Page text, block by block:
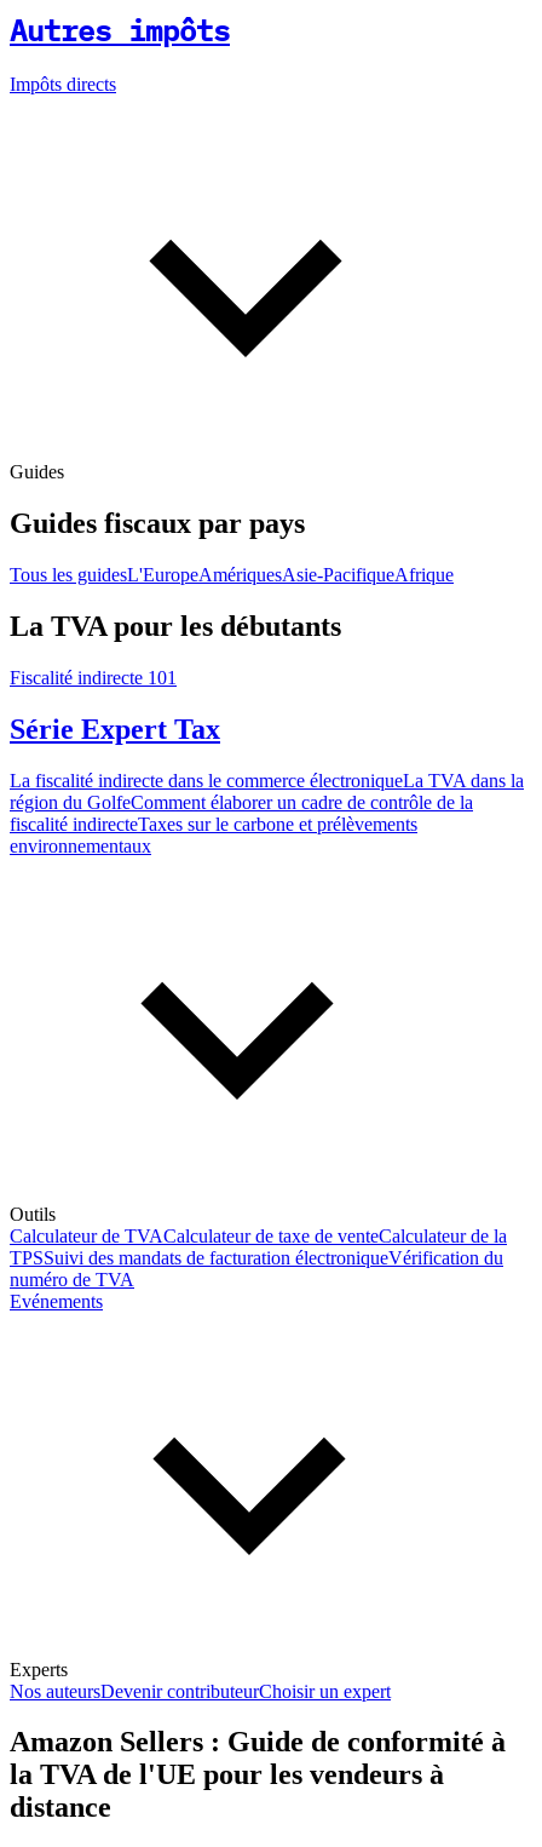
Autres impôts
Impôts directs
Guides
Guides fiscaux par pays
Tous les guidesL'EuropeAmériquesAsie-PacifiqueAfrique
La TVA pour les débutants
Fiscalité indirecte 101
Série Expert Tax
La fiscalité indirecte dans le commerce électroniqueLa TVA dans la
région du GolfeComment élaborer un cadre de contrôle de la
fiscalité indirecteTaxes sur le carbone et prélèvements
environnementaux
Outils
Calculateur de TVACalculateur de taxe de venteCalculateur de la
TPSSuivi des mandats de facturation électroniqueVérification du
numéro de TVA
Evénements
Experts
Nos auteursDevenir contributeurChoisir un expert
En savoir plus sur la fiscalité
Amazon Sellers : Guide de conformité à
la TVA de l'UE pour les vendeurs à
distance